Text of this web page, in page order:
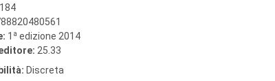
184
1 a edizione 2014
25.33
Discreta